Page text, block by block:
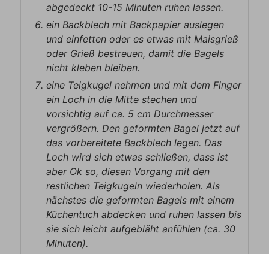
abgedeckt 10-15 Minuten ruhen lassen.
ein Backblech mit Backpapier auslegen
und einfetten oder es etwas mit Maisgrieß
oder Grieß bestreuen, damit die Bagels
nicht kleben bleiben.
eine Teigkugel nehmen und mit dem Finger
ein Loch in die Mitte stechen und
vorsichtig auf ca. 5 cm Durchmesser
vergrößern. Den geformten Bagel jetzt auf
das vorbereitete Backblech legen. Das
Loch wird sich etwas schließen, dass ist
aber Ok so, diesen Vorgang mit den
restlichen Teigkugeln wiederholen. Als
nächstes die geformten Bagels mit einem
Küchentuch abdecken und ruhen lassen bis
sie sich leicht aufgebläht anfühlen (ca. 30
Minuten).